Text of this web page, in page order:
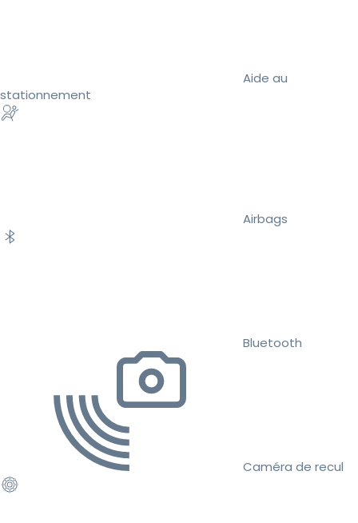
Aide au
stationnement
Airbags
Bluetooth
Caméra de recul